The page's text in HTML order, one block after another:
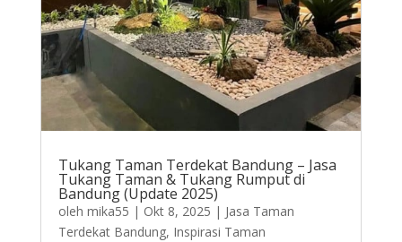
Tukang Taman Terdekat Bandung – Jasa
Tukang Taman & Tukang Rumput di
Bandung (Update 2025)
oleh mika55 | Okt 8, 2025 | Jasa Taman
Terdekat Bandung, Inspirasi Taman